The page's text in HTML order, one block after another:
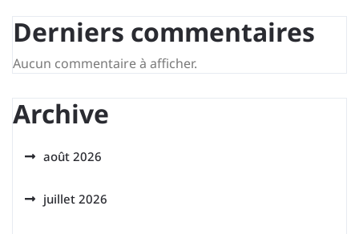
Derniers commentaires
Aucun commentaire à afficher.
Archive
août 2026
juillet 2026